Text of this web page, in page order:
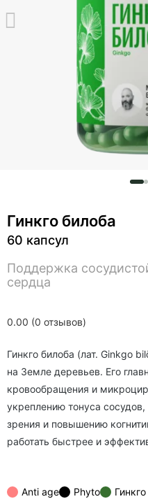
0.00 (0 отзывов)
Гинкго билоба
60 капсул
Поддержка
сердца
Гинкго билоба (лат. Ginkgo
на Земле деревьев. Его
кровообращения и
укреплению тонуса
зрения и повышению
работать быстрее и
Anti age Phyto